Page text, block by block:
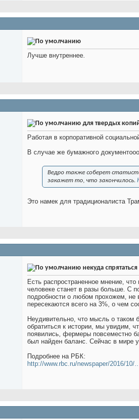
Лучше внутреннее.
для твердых
Работая в корпоративной
В случае же бумажного
Ведро также соберет
закажет то, что закончилось.
Это намек для традиционалиста
некуда спрятаться
Есть распространенное мнение,
человеке станет в разы больше. С
подробности о любом прохожем, не
пересекаются всего на 3%, о чем
Неудивительно, что мысль о таком
обратиться к истории, мы увидим,
появились, фермеры повсеместно
был найден баланс. Сейчас в мире
Подробнее на РБК:
http://www.rbc.ru/newspaper/2016/10/